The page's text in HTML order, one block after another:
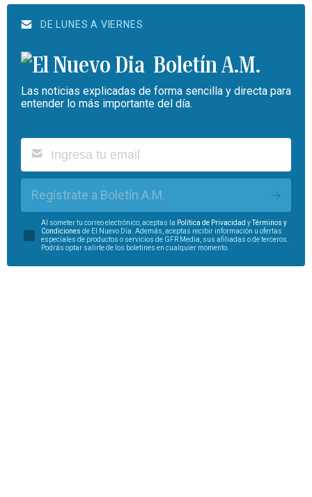
DE LUNES A VIERNES
Boletín A.M.
Las noticias explicadas de forma sencilla y directa para
entender lo más importante del día.
Regístrate a Boletín A.M.
Al someter tu correo electrónico, aceptas la Política de Privacidad y
Términos y
Condiciones de El Nuevo Día. Además, aceptas recibir información u ofertas
especiales de productos o servicios de GFR Media, sus afiliadas o de terceros.
Podrás optar salirte de los boletines en cualquier momento.